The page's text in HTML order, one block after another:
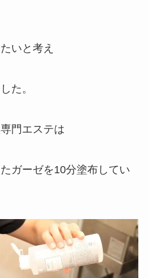
いと考え
た。
門エステは
ガーゼを10分塗布してい